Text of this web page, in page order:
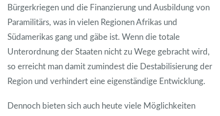
Bürgerkriegen und die Finanzierung und Ausbildung von
Paramilitärs, was in vielen Regionen Afrikas und
Südamerikas gang und gäbe ist. Wenn die totale
Unterordnung der Staaten nicht zu Wege gebracht wird,
so erreicht man damit zumindest die Destabilisierung der
Region und verhindert eine eigenständige Entwicklung.
Dennoch bieten sich auch heute viele Möglichkeiten